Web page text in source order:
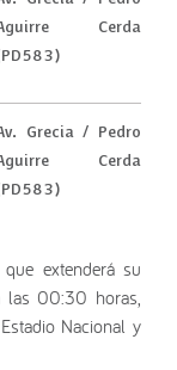
Cerda
Grecia / Pedro
Cerda
extenderá su
00:30 horas,
Nacional y